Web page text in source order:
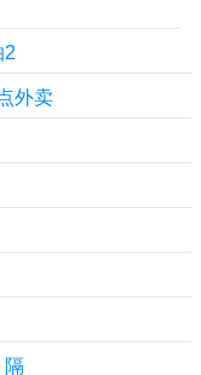
2
外卖
隔